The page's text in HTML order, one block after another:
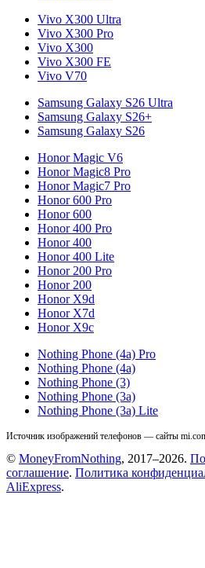
Vivo X300 Ultra
Vivo X300 Pro
Vivo X300
Vivo X300 FE
Vivo V70
Samsung Galaxy S26 Ultra
Samsung Galaxy S26+
Samsung Galaxy S26
Honor Magic V6
Honor Magic8 Pro
Honor Magic7 Pro
Honor 600 Pro
Honor 600
Honor 400 Pro
Honor 400
Honor 400 Lite
Honor 200 Pro
Honor 200
Honor X9d
Honor X7d
Honor X9c
Nothing Phone (4a) Pro
Nothing Phone (4a)
Nothing Phone (3)
Nothing Phone (3a)
Nothing Phone (3a) Lite
Источник изображений телефонов — сайты
© MoneyFromNothing, 2017–2026.
соглашение. Политика
AliExpress.